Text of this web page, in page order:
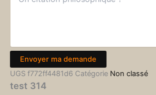
Envoyer ma demande
UGS f772ff4481d6 Catégorie Non classé
test 314